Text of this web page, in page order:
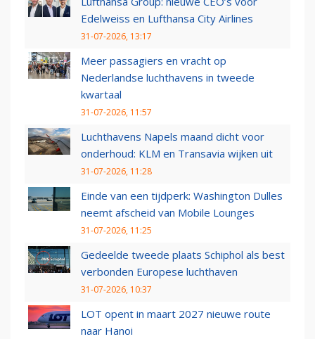
Edelweiss en Lufthansa City Airlines
31-07-2026, 13:17
Meer passagiers en vracht op
Nederlandse luchthavens in tweede
kwartaal
31-07-2026, 11:57
Luchthavens Napels maand dicht voor
onderhoud: KLM en Transavia wijken uit
31-07-2026, 11:28
Einde van een tijdperk: Washington Dulles
neemt afscheid van Mobile Lounges
31-07-2026, 11:25
Gedeelde tweede plaats Schiphol als best
verbonden Europese luchthaven
31-07-2026, 10:37
LOT opent in maart 2027 nieuwe route
naar Hanoi